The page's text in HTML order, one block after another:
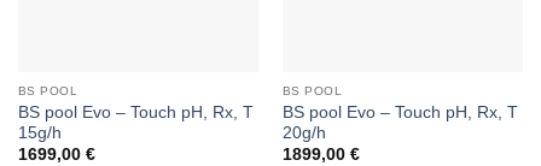
BS POOL
BS pool Evo – Touch pH, Rx, T
15g/h
1699,00 €
BS POOL
BS pool Evo – Touch pH, Rx, T
20g/h
1899,00 €